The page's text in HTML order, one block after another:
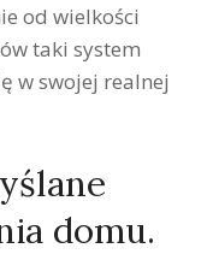
od wielkości
taki system
w swojej realnej
domu.